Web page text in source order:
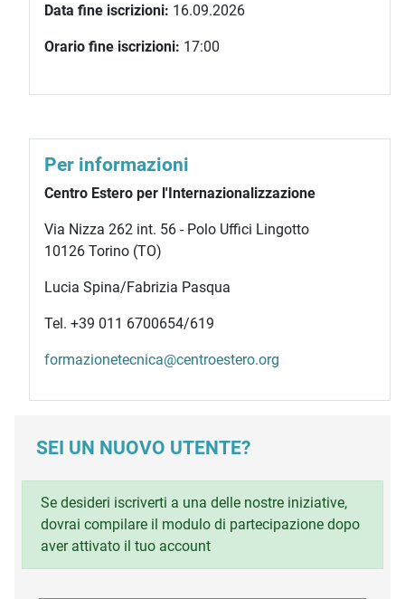
Data fine iscrizioni: 16.09.2026
Orario fine iscrizioni: 17:00
Per informazioni
Centro Estero per l'Internazionalizzazione
Via Nizza 262 int. 56 - Polo Uffici Lingotto
10126 Torino (TO)
Lucia Spina/Fabrizia Pasqua
Tel. +39 011 6700654/619
formazionetecnica@centroestero.org
SEI UN NUOVO UTENTE?
Se desideri iscriverti a una delle nostre iniziative,
dovrai compilare il modulo di partecipazione dopo
aver attivato il tuo account